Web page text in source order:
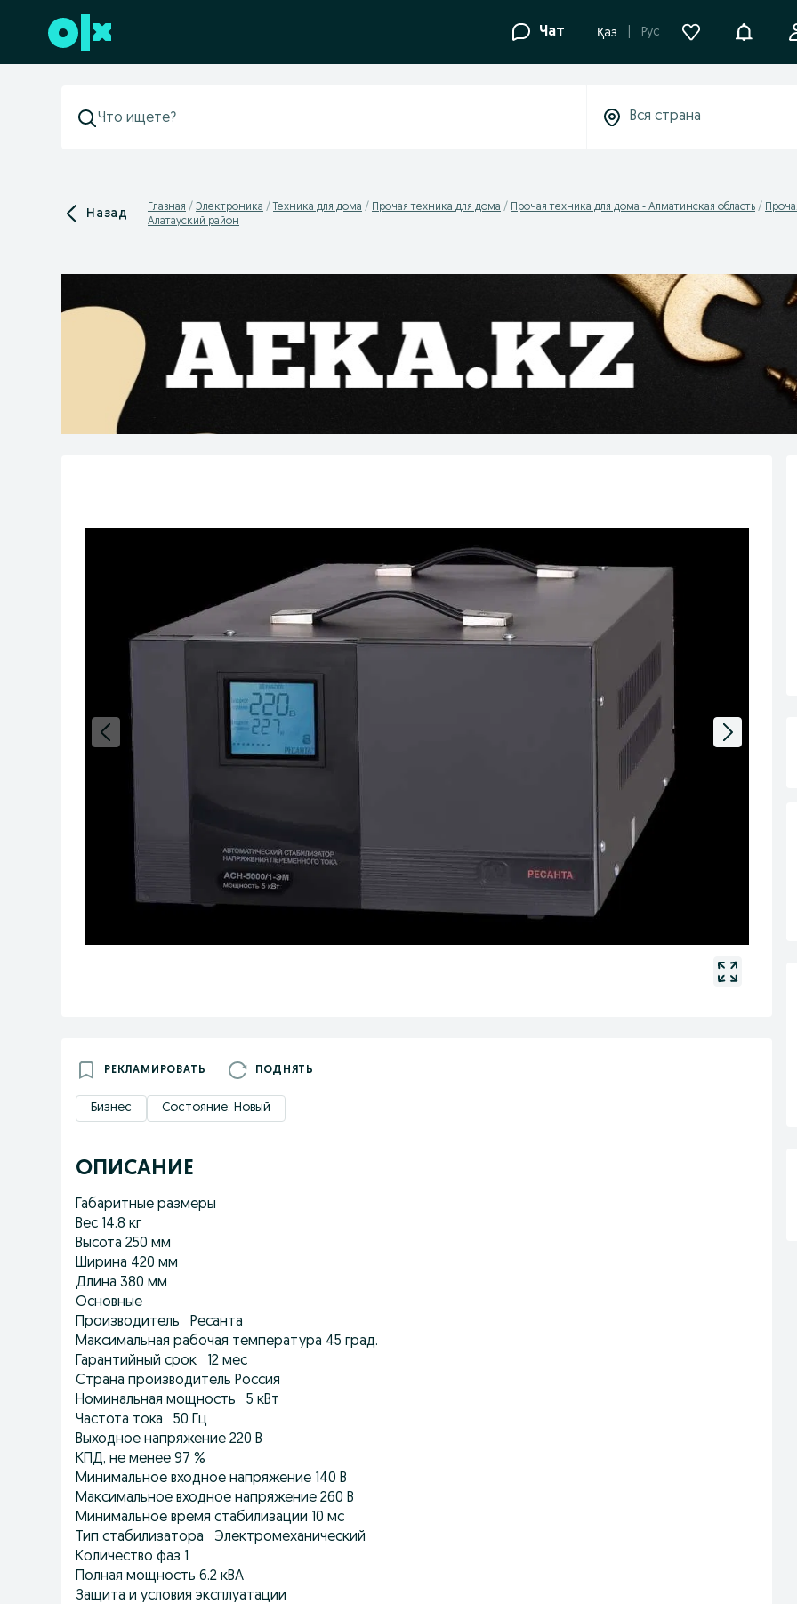
Перейти к нижнему колонтитулу Чат Қаз Рус
Назад Главная Электроника Техника для дома Прочая техника для дома Прочая техника для дома - Алматинская область
Алатауский район
РЕКЛАМИРОВАТЬ ПОДНЯТЬ
Бизнес Состояние: Новый
ОПИСАНИЕ
Габаритные размеры
Вес 14.8 кг
Высота 250 мм
Ширина 420 мм
Длина 380 мм
Основные
Производитель Ресанта
Максимальная рабочая температура 45 град.
Гарантийный срок 12 мес
Страна производитель Россия
Номинальная мощность 5 кВт
Частота тока 50 Гц
Выходное напряжение 220 В
КПД, не менее 97 %
Минимальное входное напряжение 140 В
Максимальное входное напряжение 260 В
Минимальное время стабилизации 10 мс
Тип стабилизатора Электромеханический
Количество фаз 1
Полная мощность 6.2 кВА
Защита и условия эксплуатации